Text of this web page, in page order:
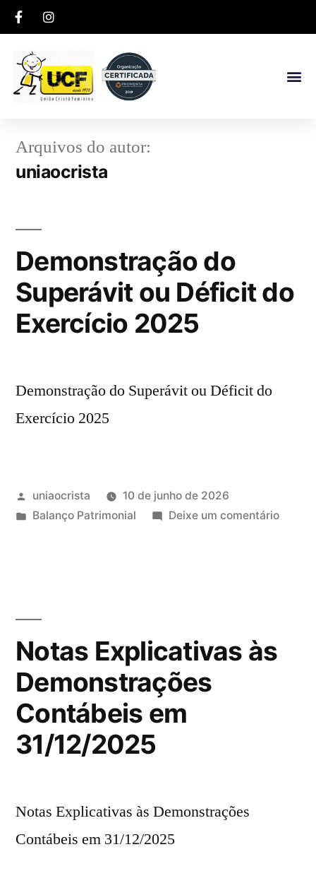
Arquivos do autor:
uniaocrista
Demonstração do
Superávit ou Déficit do
Exercício 2025
Demonstração do Superávit ou Déficit do
Exercício 2025
uniaocrista
10 de junho de 2026
Balanço Patrimonial
Deixe um comentário
Notas Explicativas às
Demonstrações
Contábeis em
31/12/2025
Notas Explicativas às Demonstrações
Contábeis em 31/12/2025